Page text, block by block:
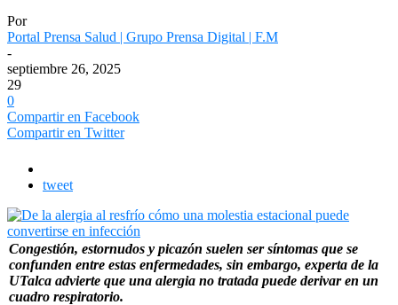
Por
Portal Prensa Salud | Grupo Prensa Digital | F.M
-
septiembre 26, 2025
29
0
Compartir en Facebook
Compartir en Twitter
tweet
Congestión, estornudos y picazón suelen ser síntomas que se
confunden entre estas enfermedades, sin embargo, experta de la
UTalca advierte que una alergia no tratada puede derivar en un
cuadro respiratorio.